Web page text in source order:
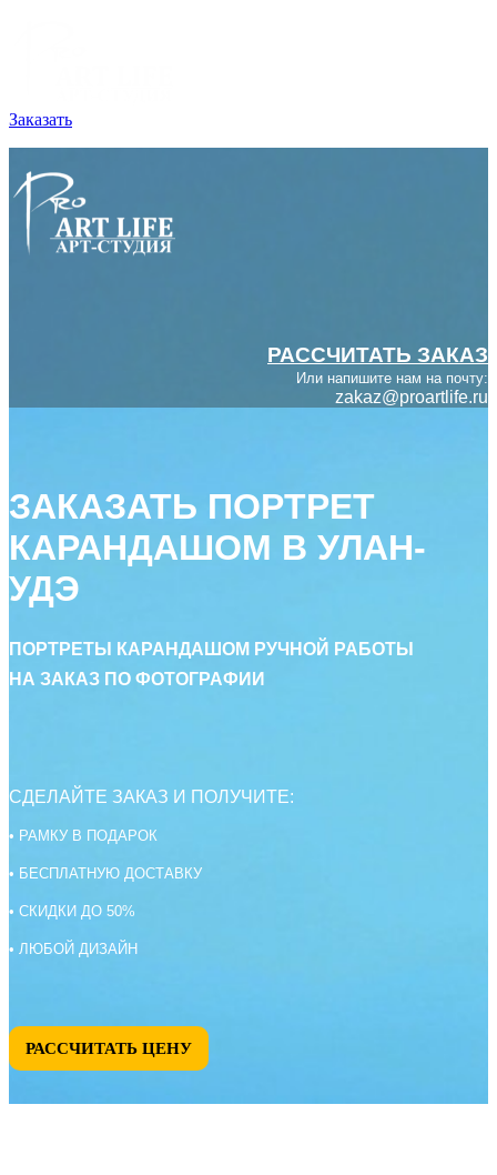
Заказать
РАССЧИТАТЬ ЗАКАЗ
Или напишите нам на почту:
zakaz@proartlife.ru
ЗАКАЗАТЬ ПОРТРЕТ
КАРАНДАШОМ В УЛАН-
УДЭ
ПОРТРЕТЫ КАРАНДАШОМ РУЧНОЙ РАБОТЫ
НА ЗАКАЗ ПО ФОТОГРАФИИ
СДЕЛАЙТЕ ЗАКАЗ И ПОЛУЧИТЕ:
• РАМКУ В ПОДАРОК
• БЕСПЛАТНУЮ ДОСТАВКУ
• СКИДКИ ДО 50%
• ЛЮБОЙ ДИЗАЙН
РАССЧИТАТЬ ЦЕНУ